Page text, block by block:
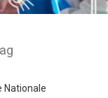
Nationale